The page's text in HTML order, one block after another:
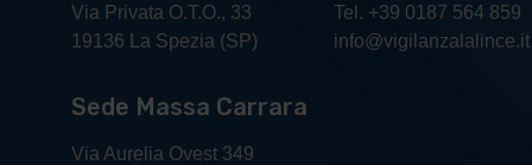
Via Privata O.T.O., 33
19136 La Spezia (SP)
Tel. +39 0187 564 859
info@vigilanzalalince.it
Sede Massa Carrara
Via Aurelia Ovest 349